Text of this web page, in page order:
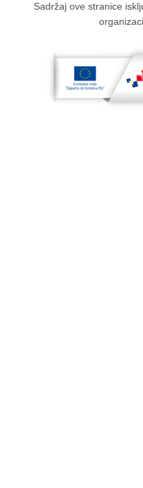
Sadržaj ove stranice